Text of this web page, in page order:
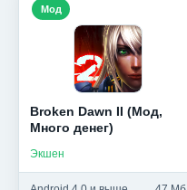
Broken Dawn II (Мод,
Много денег)
Экшен
Мод